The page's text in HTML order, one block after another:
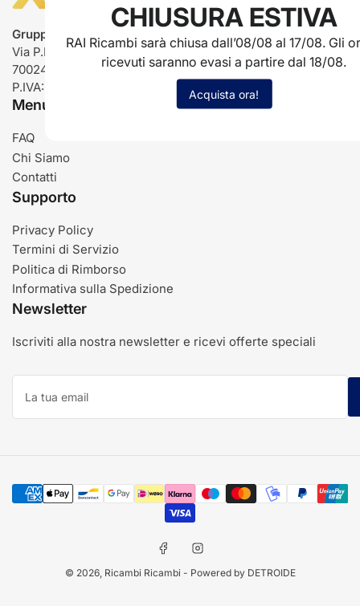
Gruppo Rai ricambi
Via P.L. Nervi, 66
70024 Gravina in Puglia (BA)
P.IVA: IT03485840726
Menu
FAQ
Chi Siamo
Contatti
Supporto
Privacy Policy
Termini di Servizio
Politica di Rimborso
Informativa sulla Spedizione
Newsletter
Iscriviti alla nostra newsletter e ricevi offerte speciali
La
tua
Modalità
di
pagamento
FacebookInstagram
© 2026, Ricambi Ricambi - Powered by DETROIDE
CHIUSURA ESTIVA
RAI Ricambi sarà chiusa dall’08/08 al 17/08. Gli
ricevuti saranno evasi a partire dal 18/08.
Acquista ora!